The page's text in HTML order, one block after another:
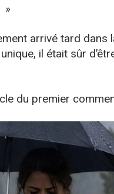
»
arrivé tard dans
il était sûr
du premier